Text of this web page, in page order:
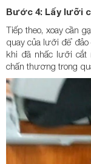
Bước 4: Lấy lưỡi
Tiếp theo, xoay cần
quay của lưỡi để đảo
khi đã nhấc lưỡi cắt
chấn thương trong